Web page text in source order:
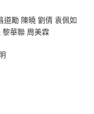
道勵 陳曉 劉倩 袁佩如
華聯 周美霖